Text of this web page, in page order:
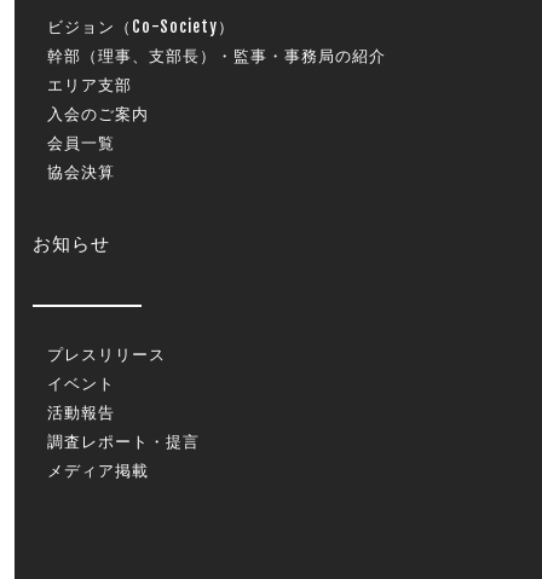
ビジョン（Co-Society）
幹部（理事、支部長）・監事・事務局の紹介
エリア支部
入会のご案内
会員一覧
協会決算
お知らせ
プレスリリース
イベント
活動報告
調査レポート・提言
メディア掲載